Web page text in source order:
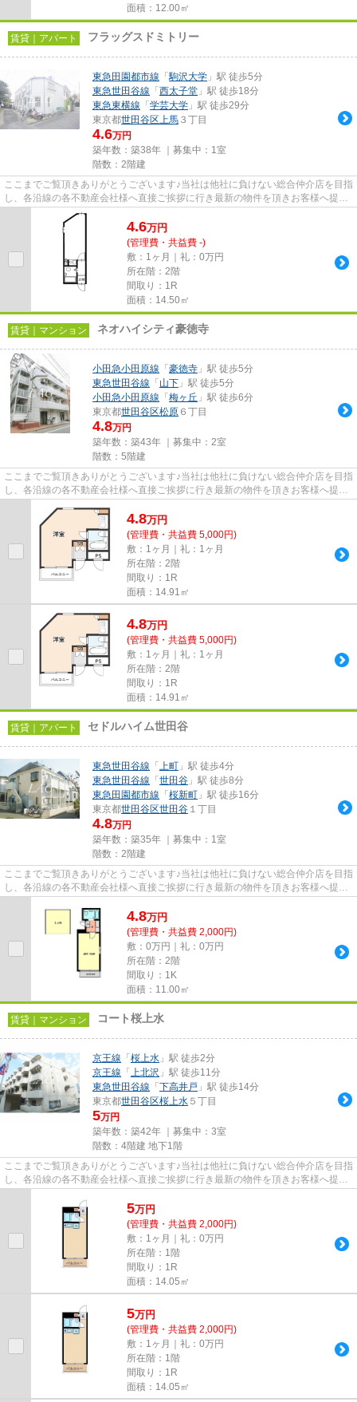
面積：12.00㎡
賃貸｜アパート フラッグスドミトリー
東急田園都市線 「駒沢大学 」駅 徒歩5分
東急世田谷線 「 西太子堂 」駅 徒歩18分
東急東横線 「 学芸大学 」駅 徒歩29分
東京都世田谷区上馬 ３丁目
4.6万円
築年数：築38年 ｜募集中： 1室
階数：2階建
ここまでご覧頂きありがとうございます♪当社は他社に負けない総合仲介店を目指
し、各沿線の各不動産会社様へ直接ご挨拶に行き最新の物件を頂きお客様へ提供
しております！最新の情報は...
4.6万円
(管理費・共益費 -)
敷：1ヶ月｜礼：0万円
所在階：2階
間取り：1R
面積：14.50㎡
賃貸｜マンション ネオハイシティ豪徳寺
小田急小田原線 「 豪徳寺 」駅 徒歩5分
東急世田谷線 「 山下 」駅 徒歩5分
小田急小田原線 「 梅ヶ丘 」駅 徒歩6分
東京都世田谷区松原 ６丁目
4.8万円
築年数：築43年 ｜募集中： 2室
階数：5階建
ここまでご覧頂きありがとうございます♪当社は他社に負けない総合仲介店を目指
し、各沿線の各不動産会社様へ直接ご挨拶に行き最新の物件を頂きお客様へ提供
4.8万円
(管理費・共益費 5,000円)
敷：1ヶ月｜礼：1ヶ月
所在階：2階
間取り：1R
面積：14.91㎡
4.8万円
(管理費・共益費 5,000円)
敷：1ヶ月｜礼：1ヶ月
所在階：2階
間取り：1R
面積：14.91㎡
賃貸｜アパート セドルハイム世田谷
東急世田谷線 「 上町 」駅 徒歩4分
東急世田谷線 「 世田谷 」駅 徒歩8分
東急田園都市線 「 桜新町 」駅 徒歩16分
東京都世田谷区世田谷 １丁目
4.8万円
築年数：築35年 ｜募集中： 1室
階数：2階建
ここまでご覧頂きありがとうございます♪当社は他社に負けない総合仲介店を目指
し、各沿線の各不動産会社様へ直接ご挨拶に行き最新の物件を頂きお客様へ提供
4.8万円
(管理費・共益費 2,000円)
敷：0万円｜礼：0万円
所在階：2階
間取り：1K
面積：11.00㎡
賃貸｜マンション コート桜上水
京王線 「 桜上水 」駅 徒歩2分
京王線 「 上北沢 」駅 徒歩11分
東急世田谷線 「 下高井戸 」駅 徒歩14分
東京都世田谷区桜上水 ５丁目
5万円
築年数：築42年 ｜募集中： 3室
階数：4階建 地下1階
ここまでご覧頂きありがとうございます♪当社は他社に負けない総合仲介店を目指
し、各沿線の各不動産会社様へ直接ご挨拶に行き最新の物件を頂きお客様へ提供
5万円
(管理費・共益費 2,000円)
敷：1ヶ月｜礼：0万円
所在階：1階
間取り：1R
面積：14.05㎡
5万円
(管理費・共益費 2,000円)
敷：1ヶ月｜礼：0万円
所在階：1階
間取り：1R
面積：14.05㎡